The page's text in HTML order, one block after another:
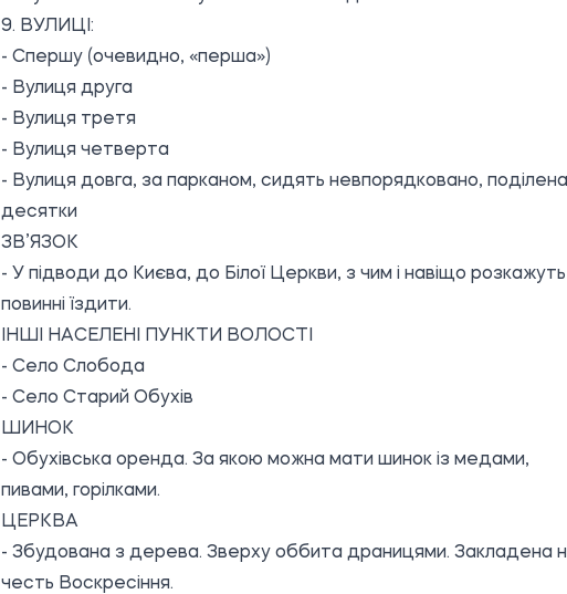
9. ВУЛИЦІ:
- Спершу (очевидно, «перша»)
- Вулиця друга
- Вулиця третя
- Вулиця четверта
- Вулиця довга, за парканом, сидять невпорядковано,
десятки
ЗВ’ЯЗОК
- У підводи до Києва, до Білої Церкви, з чим і навіщо
повинні їздити.
ІНШІ НАСЕЛЕНІ ПУНКТИ ВОЛОСТІ
- Село Слобода
- Село Старий Обухів
ШИНОК
- Обухівська оренда. За якою можна мати шинок із медами,
пивами, горілками.
ЦЕРКВА
- Збудована з дерева. Зверху оббита драницями. Закладена
честь Воскресіння.